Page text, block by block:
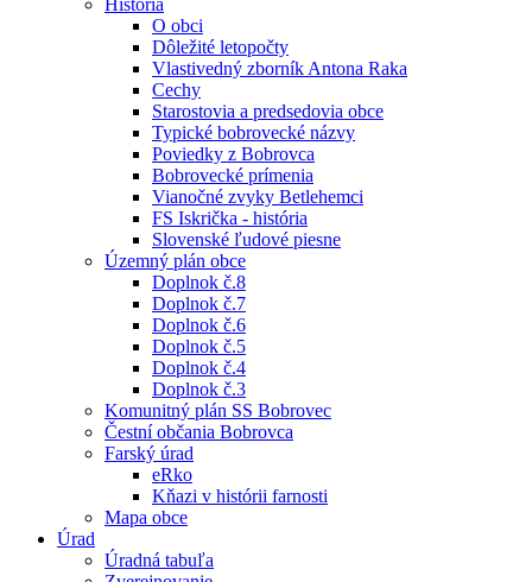
História
O obci
Dôležité letopočty
Vlastivedný zborník Antona Raka
Cechy
Starostovia a predsedovia obce
Typické bobrovecké názvy
Poviedky z Bobrovca
Bobrovecké prímenia
Vianočné zvyky Betlehemci
FS Iskrička - história
Slovenské ľudové piesne
Územný plán obce
Doplnok č.8
Doplnok č.7
Doplnok č.6
Doplnok č.5
Doplnok č.4
Doplnok č.3
Komunitný plán SS Bobrovec
Čestní občania Bobrovca
Farský úrad
eRko
Kňazi v histórii farnosti
Mapa obce
Úrad
Úradná tabuľa